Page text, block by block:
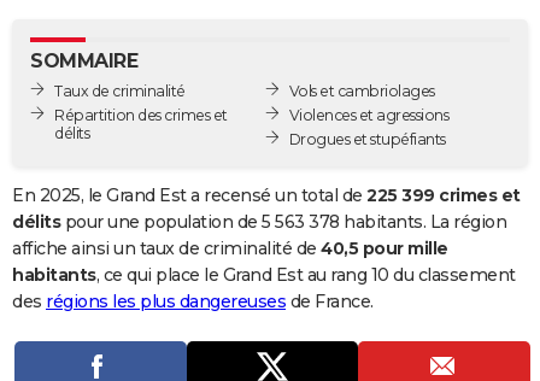
GUIDES D'ACHAT
BONS PLANS
Carte de Noël
Carte Bonne année
Carte Saint-Valentin
Carte Pâques
Carte d'anniversaire
DICTIONNAIRE
Dictionnaire
Biographies
Citations
Expressions
Proverbes
PROGRAMME TV
Se connecter
Entreprises
Service militaire
Avis de recherche
AVIS DE DÉCÈS
SOMMAIRE
Taux de criminalité
Répartition des crimes et
délits
Vols et cambriolages
Violences et agressions
Drogues et stupéfiants
En 2025, le Grand Est a recensé un total de 225 399 crimes et
délitspour une population de 5 563 378 habitants. La région
affiche ainsi un taux de criminalité de 40,5 pour mille
habitants, ce qui place le Grand Est au rang 10 du classement
des régions les plus dangereuses de France.